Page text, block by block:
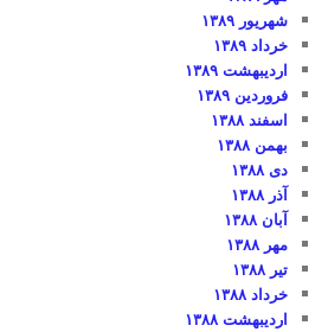
شهریور ۱۳۸۹
خرداد ۱۳۸۹
اردیبهشت ۱۳۸۹
فروردین ۱۳۸۹
اسفند ۱۳۸۸
بهمن ۱۳۸۸
دی ۱۳۸۸
آذر ۱۳۸۸
آبان ۱۳۸۸
مهر ۱۳۸۸
تیر ۱۳۸۸
خرداد ۱۳۸۸
اردیبهشت ۱۳۸۸